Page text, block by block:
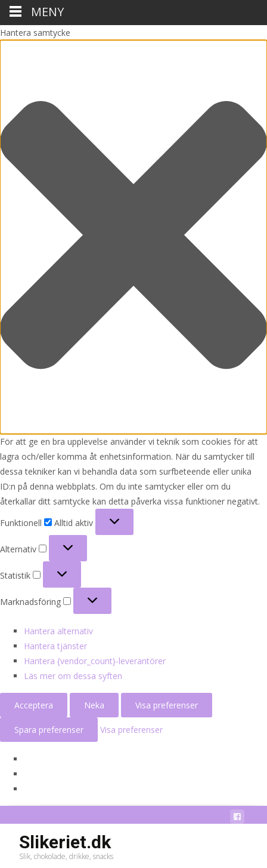
Hantera samtycke
För att ge en bra upplevelse använder vi teknik som cookies för att
lagra och/eller komma åt enhetsinformation. När du samtycker till
dessa tekniker kan vi behandla data som surfbeteende eller unika
ID:n på denna webbplats. Om du inte samtycker eller om du
återkallar ditt samtycke kan detta påverka vissa funktioner negativt.
Funktionell
Alltid aktiv
Alternativ
Statistik
Marknadsföring
Hantera alternativ
Hantera tjänster
Hantera {vendor_count}-leverantörer
Läs mer om dessa syften
Acceptera Neka Visa preferenser
Spara preferenser Visa preferenser
Slikeriet.dk
Slik, chokolade, drikke, snacks
MENY